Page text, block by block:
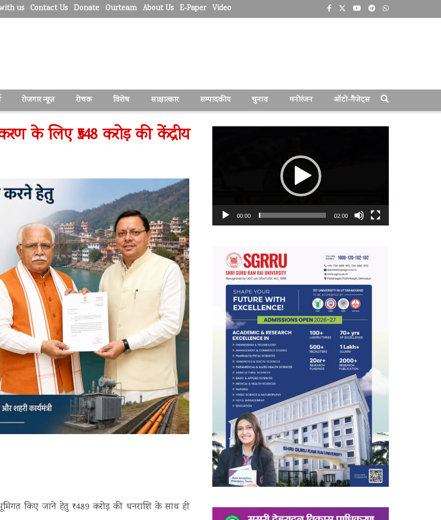
us Contact Us Donate Ourteam About Us E-Paper Video
रोजगार न्यूज़ रोचक विशेष साक्षात्कार सम्पादकीय चुनाव मनोरंजन ऑटो-गैजेट्स
के लिए ₹548 करोड़ की केंद्रीय
किए जाने हेतु ₹489 करोड़ की धनराशि के साथ ही
00:00 02:00